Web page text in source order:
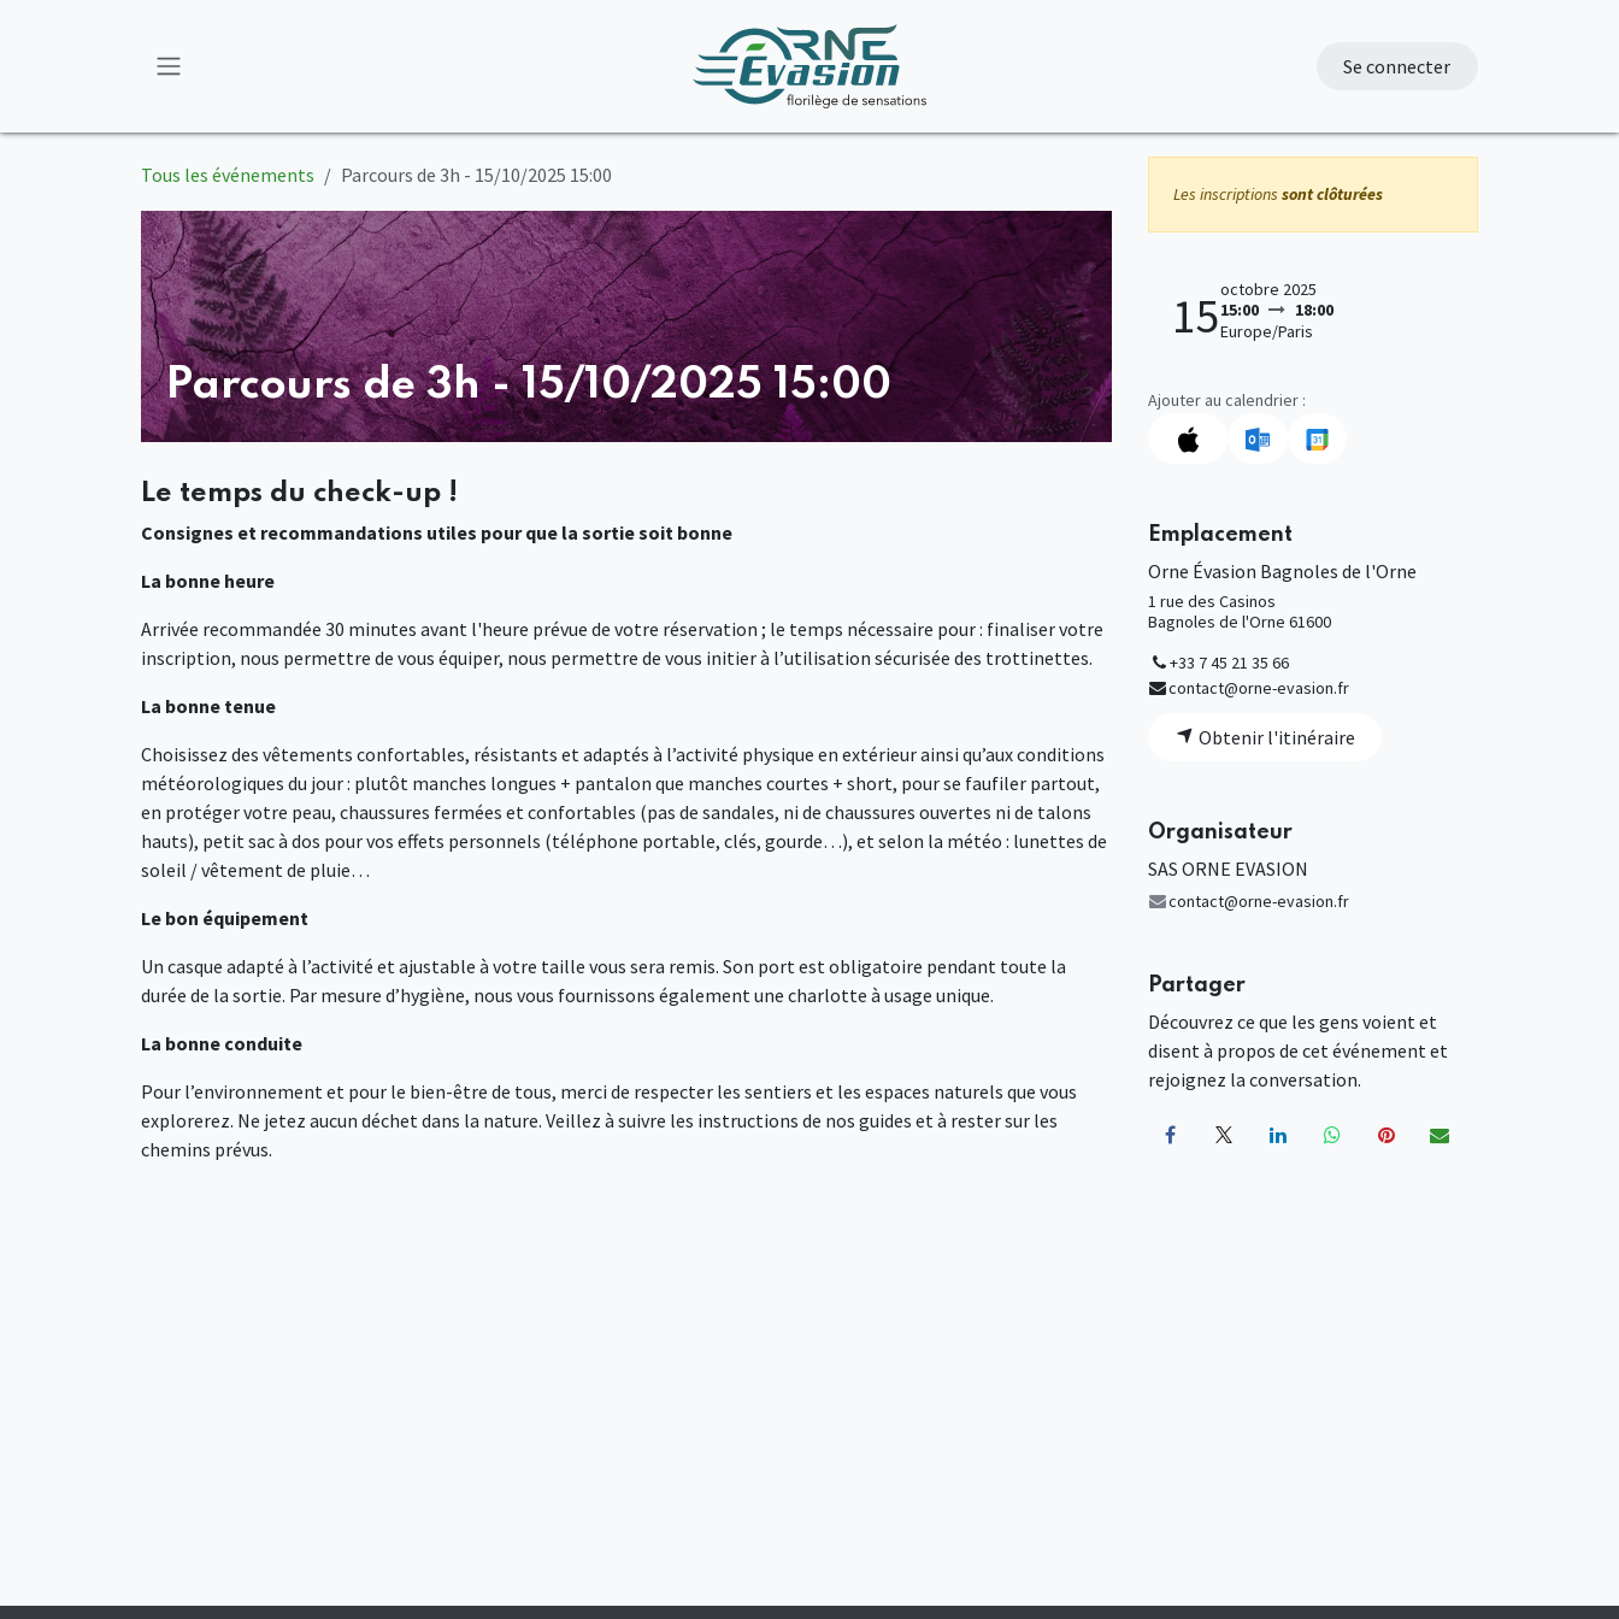
Se connecter
Tous les événements Parcours de 3h - 15/10/2025 15:00
Parcours de 3h - 15/10/2025 15:00
Le temps du check-up !
Consignes et recommandations utiles pour que la sortie soit bonne
La bonne heure
Arrivée recommandée 30 minutes avant l'heure prévue de votre réservation ; le temps nécessaire pour : finaliser votre
inscription, nous permettre de vous équiper, nous permettre de vous initier à l’utilisation sécurisée des trottinettes.
La bonne tenue
Choisissez des vêtements confortables, résistants et adaptés à l’activité physique en extérieur ainsi qu’aux conditions
météorologiques du jour : plutôt manches longues + pantalon que manches courtes + short, pour se faufiler partout,
en protéger votre peau, chaussures fermées et confortables (pas de sandales, ni de chaussures ouvertes ni de talons
hauts), petit sac à dos pour vos effets personnels (téléphone portable, clés, gourde…), et selon la météo : lunettes de
soleil / vêtement de pluie…
Le bon équipement
Un casque adapté à l’activité et ajustable à votre taille vous sera remis. Son port est obligatoire pendant toute la
durée de la sortie. Par mesure d’hygiène, nous vous fournissons également une charlotte à usage unique.
La bonne conduite
Pour l’environnement et pour le bien-être de tous, merci de respecter les sentiers et les espaces naturels que vous
explorerez. Ne jetez aucun déchet dans la nature. Veillez à suivre les instructions de nos guides et à rester sur les
chemins prévus.
Les inscriptions sont clôturées
15octobre 2025
15:00
18:00
Europe/Paris
Ajouter au calendrier :
Emplacement
Orne Évasion Bagnoles de l'Orne
1 rue des Casinos
Bagnoles de l'Orne 61600
+33 7 45 21 35 66
contact@orne-evasion.fr
Obtenir l'itinéraire
Organisateur
SAS ORNE EVASION
contact@orne-evasion.fr
Partager
Découvrez ce que les gens voient et
disent à propos de cet événement et
rejoignez la conversation.